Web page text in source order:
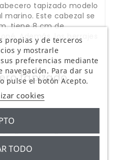
tapizado modelo
marino. Este cabezal se
tiene 8 cm de
Además, los herrajes
tapizado
cama barato ideal para
propias y de terceros
y mostrarle
preferencias mediante
navegación. Para dar su
pulse el botón Acepto.
cookies
TODO